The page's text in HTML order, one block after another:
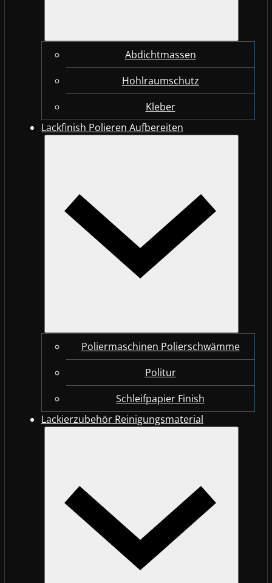
Abdichtmassen
Hohlraumschutz
Kleber
Lackfinish Polieren Aufbereiten
Poliermaschinen Polierschwämme
Politur
Schleifpapier Finish
Lackierzubehör Reinigungsmaterial